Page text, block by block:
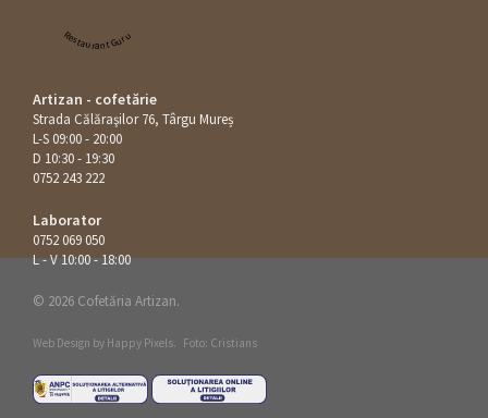
Restaurant Guru
Artizan - cofetărie
Strada Călăraşilor 76, Târgu Mureș
L-S 09:00 - 20:00
D 10:30 - 19:30
0752 243 222
Laborator
0752 069 050
L - V 10:00 - 18:00
© 2026 Cofetăria Artizan.
Web Design by Happy Pixels. Foto: Cristians